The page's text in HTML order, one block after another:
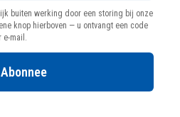
buiten werking door een storing bij onze
knop hierboven — u ontvangt een code
e-mail.